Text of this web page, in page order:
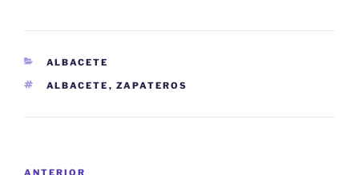
CATEGORÍAS
ALBACETE
ETIQUETAS
ALBACETE , ZAPATEROS
ANTERIOR